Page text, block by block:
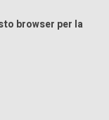
browser per la